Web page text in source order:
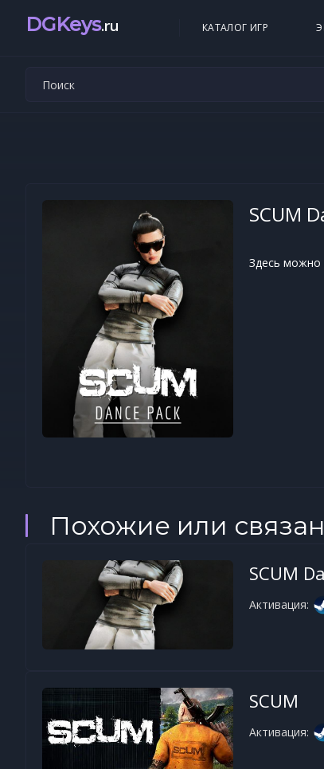
DGKeys.ru КАТАЛОГ ИГР
SCUM
Здесь можно
Похожие или
SCUM
Активация:
SCUM
Активация: